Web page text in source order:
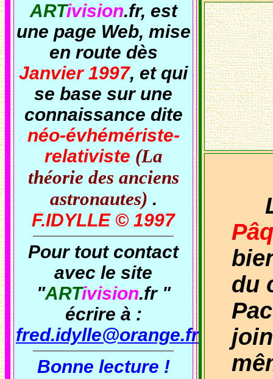
ARTivision.fr, est
une page Web, mise
en route dès
Janvier 1997, et qui
se base sur une
connaissance dite
néo-évhémériste-
relativiste (La
théorie des anciens
astronautes) .
F.IDYLLE © 1997
Pour tout contact
avec le site
"ARTivision.fr"
écrire à :
fred.idylle@orange.fr
Bonne lecture !
du